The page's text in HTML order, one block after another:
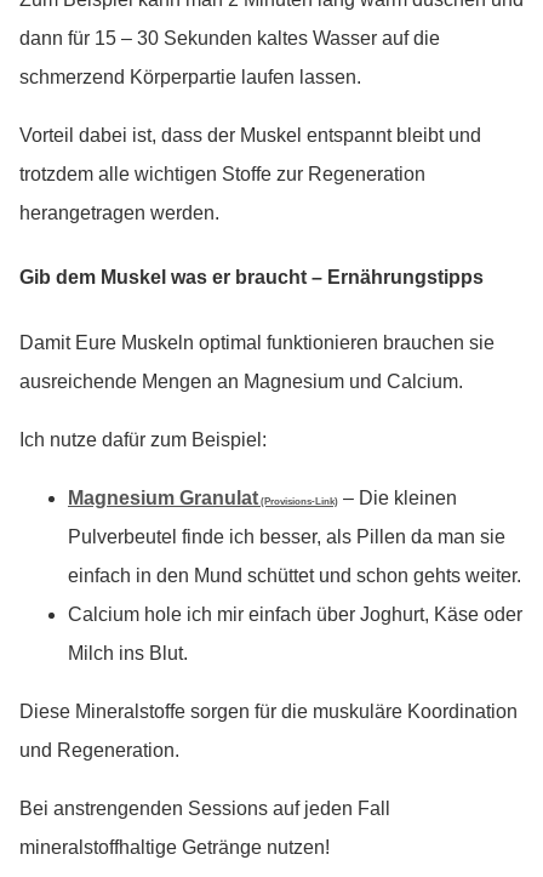
dann für 15 – 30 Sekunden kaltes Wasser auf die
schmerzend Körperpartie laufen lassen.
Vorteil dabei ist, dass der Muskel entspannt bleibt und
trotzdem alle wichtigen Stoffe zur Regeneration
herangetragen werden.
Gib dem Muskel was er braucht – Ernährungstipps
Damit Eure Muskeln optimal funktionieren brauchen sie
ausreichende Mengen an Magnesium und Calcium.
Ich nutze dafür zum Beispiel:
Magnesium Granulat (Provisions-Link) – Die kleinen
Pulverbeutel finde ich besser, als Pillen da man sie
einfach in den Mund schüttet und schon gehts weiter.
Calcium hole ich mir einfach über Joghurt, Käse oder
Milch ins Blut.
Diese Mineralstoffe sorgen für die muskuläre Koordination
und Regeneration.
Bei anstrengenden Sessions auf jeden Fall
mineralstoffhaltige Getränge nutzen!